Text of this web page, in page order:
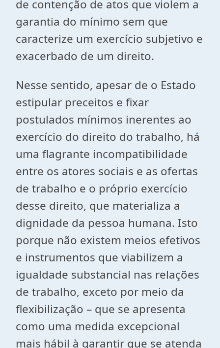
de contenção de atos que violem a
garantia do mínimo sem que
caracterize um exercício subjetivo e
exacerbado de um direito.
Nesse sentido, apesar de o Estado
estipular preceitos e fixar
postulados mínimos inerentes ao
exercício do direito do trabalho, há
uma flagrante incompatibilidade
entre os atores sociais e as ofertas
de trabalho e o próprio exercício
desse direito, que materializa a
dignidade da pessoa humana. Isto
porque não existem meios efetivos
e instrumentos que viabilizem a
igualdade substancial nas relações
de trabalho, exceto por meio da
flexibilização – que se apresenta
como uma medida excepcional
mais hábil à garantir que se atenda